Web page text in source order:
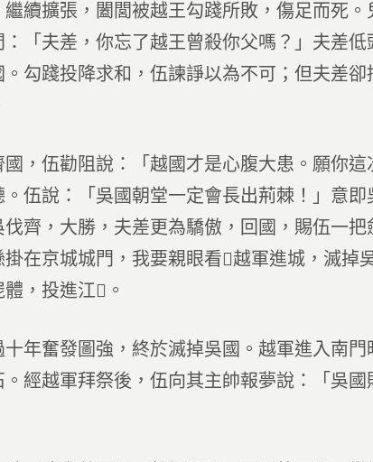
續擴張，闔閭被越王勾踐所敗，傷足而死
「夫差，你忘了越王曾殺你父嗎？」夫差
勾踐投降求和，伍諫諍以為不可；但夫差
，伍勸阻說：「越國才是心腹大患。願你
伍說：「吳國朝堂一定會長出荊棘！」意
齊，大勝，夫差更為驕傲，回國，賜伍一
在京城城門，我要親眼看越軍進城，滅掉
，投進江。
年奮發圖強，終於滅掉吳國。越軍進入南
經越軍拜祭後，伍向其主帥報夢說：「吳